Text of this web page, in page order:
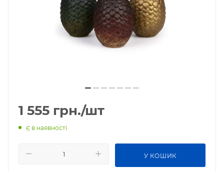
1 555 грн./шт
Є в наявності
У КОШИК